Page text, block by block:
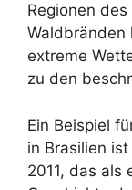
Regionen
Waldbränden
extreme
zu den
Ein Beispiel
in Brasilien
2011, das als